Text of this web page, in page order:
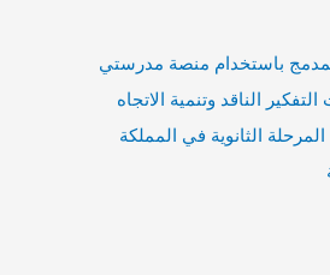
باستخدام منصة مدرستي
الناقد وتنمية الاتجاه
الثانوية في المملكة